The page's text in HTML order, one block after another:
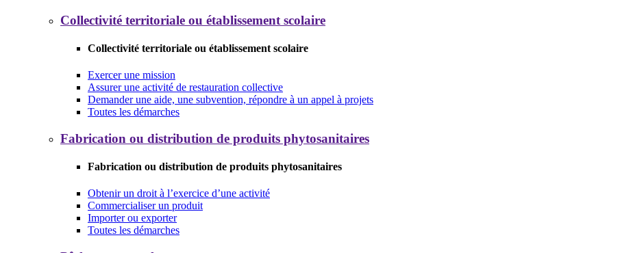
Collectivité territoriale ou établissement scolaire
Collectivité territoriale ou établissement scolaire
Exercer une mission
Assurer une activité de restauration collective
Demander une aide, une subvention, répondre à un appel à projets
Toutes les démarches
Fabrication ou distribution de produits phytosanitaires
Fabrication ou distribution de produits phytosanitaires
Obtenir un droit à l’exercice d’une activité
Commercialiser un produit
Importer ou exporter
Toutes les démarches